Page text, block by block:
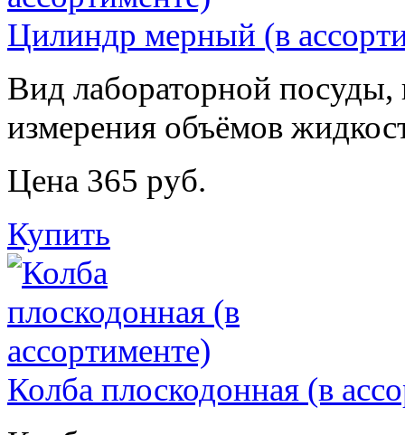
Цилиндр мерный (в
Вид лабораторной
измерения объёмов
Цена 365 руб.
Купить
Колба плоскодонная (в